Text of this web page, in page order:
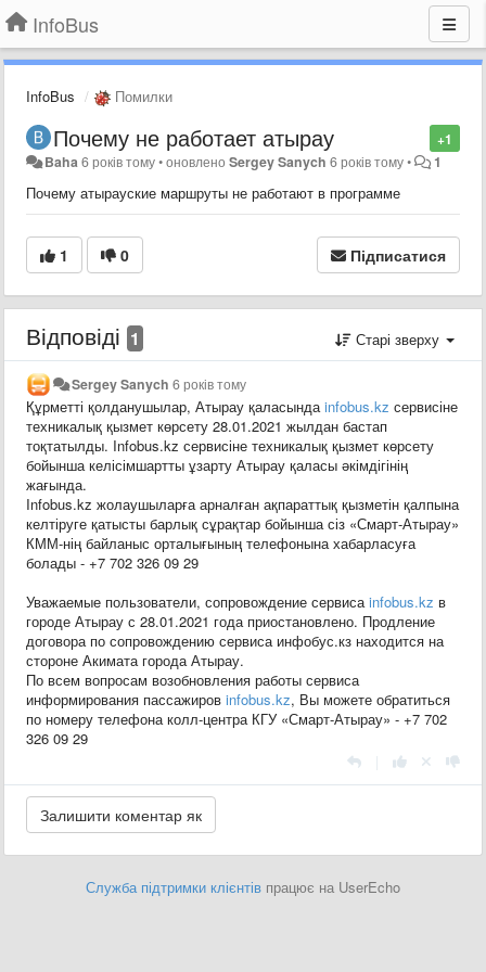
InfoBus
InfoBus Помилки
+1
Почему не работает атырау
Baha 6 років тому•оновленоSergey Sanych 6 років тому• 1
Почему атырауские маршруты не работают в программе
1 0 Підписатися
Відповіді 1 Старі зверху
Sergey Sanych 6 років тому
Құрметті қолданушылар, Атырау қаласында infobus.kz сервисіне
техникалық қызмет көрсету 28.01.2021 жылдан бастап
тоқтатылды. Infobus.kz сервисіне техникалық қызмет көрсету
бойынша келісімшартты ұзарту Атырау қаласы әкімдігінің
жағында.
Infobus.kz жолаушыларға арналған ақпараттық қызметін қалпына
келтіруге қатысты барлық сұрақтар бойынша сіз «Смарт-Атырау»
КММ-нің байланыс орталығының телефонына хабарласуға
болады - +7 702 326 09 29
Уважаемые пользователи, сопровождение сервиса infobus.kz в
городе Атырау с 28.01.2021 года приостановлено. Продление
договора по сопровождению сервиса инфобус.кз находится на
стороне Акимата города Атырау.
По всем вопросам возобновления работы сервиса
информирования пассажиров infobus.kz, Вы можете обратиться
по номеру телефона колл-центра КГУ «Смарт-Атырау» - +7 702
326 09 29
Служба підтримки клієнтів працює на UserEcho